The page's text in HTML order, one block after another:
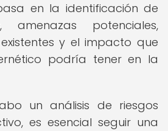
en la identificación de
amenazas potenciales,
y el impacto que
podría tener en la
un análisis de riesgos
es esencial seguir una